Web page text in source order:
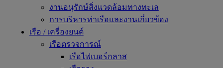
งานอนุรักษ์สิ่งแวดล้อมทางทะเล
การบริหารท่าเรือและงานเกี่ยวข้อง
เรือ / เครื่องยนต์
เรือตรวจการณ์
เรือไฟเบอร์กลาส